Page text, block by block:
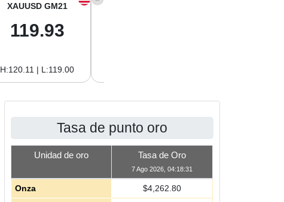
XAUUSD GM21
119.93
H:120.11 | L:119.00
Tasa de punto oro
Unidad de oro Tasa de Oro
7 Ago 2026, 04:18:31
Onza $4,262.80